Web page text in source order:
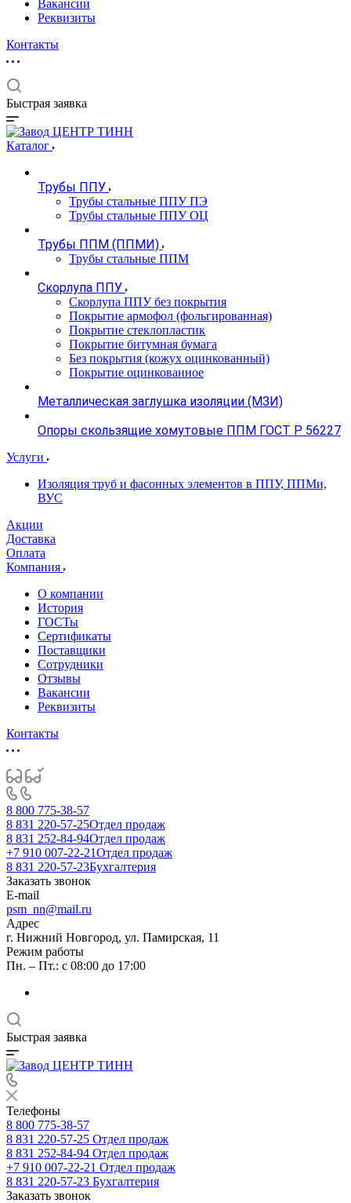
Вакансии
Реквизиты
Контакты
Быстрая заявка
Каталог
Трубы ППУ
Трубы стальные ППУ ПЭ
Трубы стальные ППУ ОЦ
Трубы ППМ (ППМИ)
Трубы стальные ППМ
Скорлупа ППУ
Скорлупа ППУ без покрытия
Покрытие армофол (фольгированная)
Покрытие стеклопластик
Покрытие битумная бумага
Без покрытия (кожух оцинкованный)
Покрытие оцинкованное
Металлическая заглушка изоляции (МЗИ)
Опоры скользящие хомутовые ППМ ГОСТ Р 56227
Услуги
Изоляция труб и фасонных элементов в ППУ, ППМи,
ВУС
Акции
Доставка
Оплата
Компания
О компании
История
ГОСТы
Сертификаты
Поставщики
Сотрудники
Отзывы
Вакансии
Реквизиты
Контакты
8 800 775-38-57
8 831 220-57-25Отдел продаж
8 831 252-84-94Отдел продаж
+7 910 007-22-21Отдел продаж
8 831 220-57-23Бухгалтерия
Заказать звонок
E-mail
psm_nn@mail.ru
Адрес
г. Нижний Новгород, ул. Памирская, 11
Режим работы
Пн. – Пт.: с 08:00 до 17:00
Быстрая заявка
Телефоны
8 800 775-38-57
8 831 220-57-25 Отдел продаж
8 831 252-84-94 Отдел продаж
+7 910 007-22-21 Отдел продаж
8 831 220-57-23 Бухгалтерия
Заказать звонок